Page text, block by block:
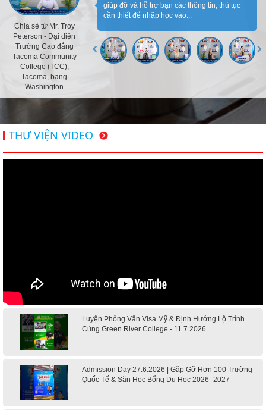
Chia sẻ từ Mr. Troy
Peterson - Đại diện
Trường Cao đẳng
Tacoma Community
College (TCC),
Tacoma, bang
Washington
giúp đỡ và hỗ trợ bạn các thông tin, thủ tục
cần thiết để nhập học vào...
THƯ VIỆN VIDEO
Luyện Phỏng Vấn Visa Mỹ & Định Hướng Lộ Trình
Cùng Green River College - 11.7.2026
Admission Day 27.6.2026 | Gặp Gỡ Hơn 100 Trường
Quốc Tế & Săn Học Bổng Du Học 2026–2027